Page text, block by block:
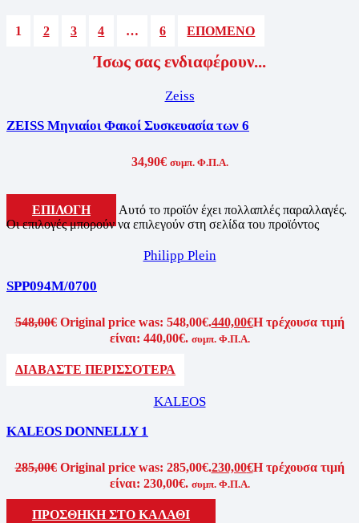
1 2 3 4 … 6 ΕΠΌΜΕΝΟ
Ίσως σας ενδιαφέρουν...
Zeiss
ZEISS Μηνιαίοι Φακοί Συσκευασία των 6
34,90€ συμπ. Φ.Π.Α.
ΕΠΙΛΟΓΉ
Αυτό το προϊόν έχει πολλαπλές παραλλαγές.
Οι επιλογές μπορούν να επιλεγούν στη σελίδα του προϊόντος
Philipp Plein
SPP094M/0700
548,00€ Original price was: 548,00€.440,00€Η τρέχουσα τιμή
είναι: 440,00€. συμπ. Φ.Π.Α.
ΔΙΑΒΆΣΤΕ ΠΕΡΙΣΣΌΤΕΡΑ
KALEOS
KALEOS DONNELLY 1
285,00€ Original price was: 285,00€.230,00€Η τρέχουσα τιμή
είναι: 230,00€. συμπ. Φ.Π.Α.
ΠΡΟΣΘΉΚΗ ΣΤΟ ΚΑΛΆΘΙ